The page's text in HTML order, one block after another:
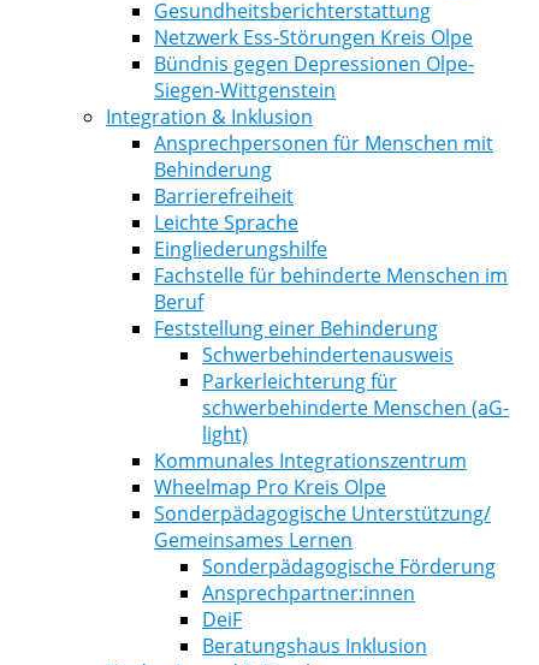
Gesundheitsberichterstattung
Netzwerk Ess-Störungen Kreis Olpe
Bündnis gegen Depressionen Olpe-
Siegen-Wittgenstein
Integration & Inklusion
Ansprechpersonen für Menschen mit
Behinderung
Barrierefreiheit
Leichte Sprache
Eingliederungshilfe
Fachstelle für behinderte Menschen im
Beruf
Feststellung einer Behinderung
Schwerbehindertenausweis
Parkerleichterung für
schwerbehinderte Menschen (aG-
light)
Kommunales Integrationszentrum
Wheelmap Pro Kreis Olpe
Sonderpädagogische Unterstützung/
Gemeinsames Lernen
Sonderpädagogische Förderung
Ansprechpartner:innen
DeiF
Beratungshaus Inklusion